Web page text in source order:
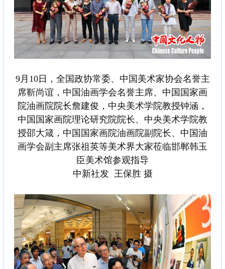
9月10日，全国政协常委、中国美术家协会名誉主
席靳尚谊，中国油画学会名誉主席、中国国家画
院油画院院长詹建俊，中央美术学院教授钟涵，
中国国家画院理论研究院院长、中央美术学院教
授邵大箴，中国国家画院油画院副院长、中国油
画学会副主席张祖英等美术界大家莅临邯郸韩玉
臣美术馆参观指导
中新社发 王保胜 摄